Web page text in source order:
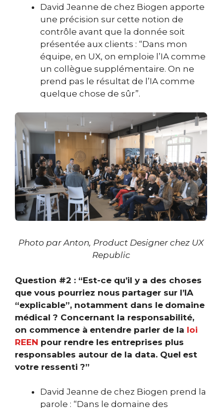
David Jeanne de chez Biogen apporte
une précision sur cette notion de
contrôle avant que la donnée soit
présentée aux clients : “Dans mon
équipe, en UX, on emploie l’IA comme
un collègue supplémentaire. On ne
prend pas le résultat de l’IA comme
quelque chose de sûr”.
Photo par Anton, Product Designer chez UX
Republic
Question #2 : “Est-ce qu’il y a des choses
que vous pourriez nous partager sur l’IA
“explicable”, notamment dans le domaine
médical ? Concernant la responsabilité,
on commence à entendre parler de la loi
REEN pour rendre les entreprises plus
responsables autour de la data. Quel est
votre ressenti ?”
David Jeanne de chez Biogen prend la
parole : “Dans le domaine des